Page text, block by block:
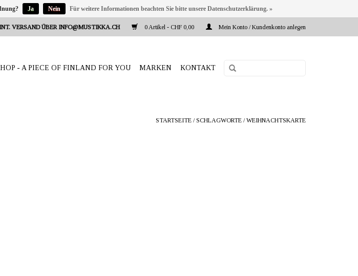
VERSAND ÜBER INFO@MUSTIKKA.CH 0 Artikel - CHF 0,00 Mein Konto / Kundenkonto anlegen
- A PIECE OF FINLAND FOR YOU MARKEN KONTAKT
STARTSEITE /SCHLAGWORTE /WEIHNACHTSKARTE
Ja Nein Für weitere Informationen beachten Sie bitte unsere Datenschutzerklärung. »